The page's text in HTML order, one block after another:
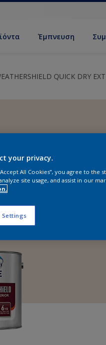
Έμπνευση
QUICK DRY
your privacy.
All Cookies”, you agree to
site usage, and assist in our
Settings